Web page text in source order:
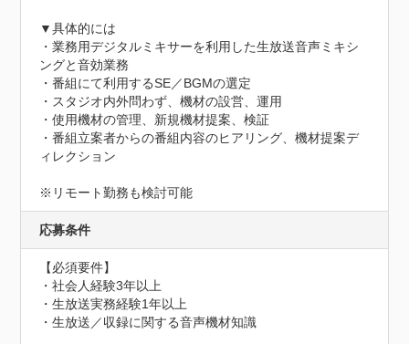
▼具体的には
・業務用デジタルミキサーを利用した生放送音声ミキシ
ングと音効業務
・番組にて利用するSE／BGMの選定
・スタジオ内外問わず、機材の設営、運用
・使用機材の管理、新規機材提案、検証
・番組立案者からの番組内容のヒアリング、機材提案デ
ィレクション
※リモート勤務も検討可能
応募条件
【必須要件】
・社会人経験3年以上
・生放送実務経験1年以上
・生放送／収録に関する音声機材知識